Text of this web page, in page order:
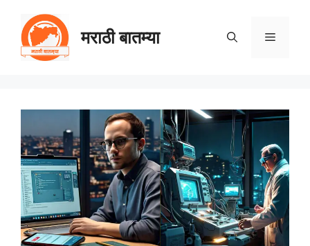
content
मराठी बातम्या Menu